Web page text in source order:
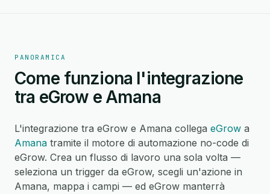
PANORAMICA
Come funziona l'integrazione
tra eGrow e Amana
L'integrazione tra eGrow e Amana collega eGrow a
Amana tramite il motore di automazione no-code di
eGrow. Crea un flusso di lavoro una sola volta —
seleziona un trigger da eGrow, scegli un'azione in
Amana, mappa i campi — ed eGrow manterrà